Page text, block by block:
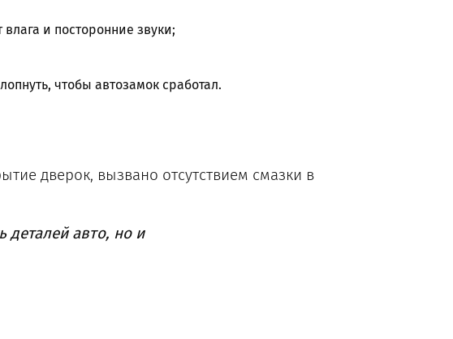
и посторонние звуки;
чтобы автозамок сработал.
дверок, вызвано отсутствием смазки в
деталей авто, но и